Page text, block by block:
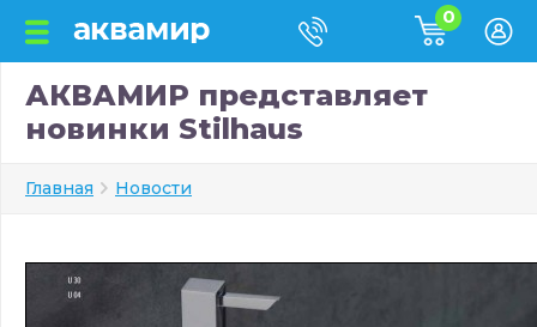
0
АКВАМИР представляет
новинки Stilhaus
Главная Новости